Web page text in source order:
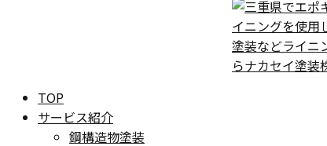
TOP
サービス紹介
鋼構造物塗装